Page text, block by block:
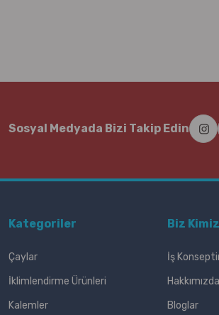
Sosyal Medyada Bizi Takip Edin
Kategoriler
Çaylar
İklimlendirme Ürünleri
Kalemler
Biz Kimiz
İş
Hakkımızda
Bloglar